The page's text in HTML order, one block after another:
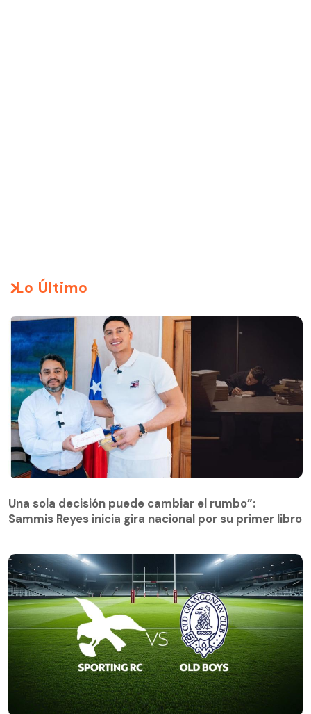
Lo Último
Una sola decisión puede cambiar el rumbo”:
Sammis Reyes inicia gira nacional por su primer libro